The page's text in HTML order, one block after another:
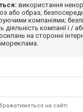
використання
або образ;
компаніями;
компанії і /
на сторонні
на сайті